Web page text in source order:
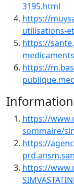
3195.html
https://
utilisations-
https://
https://
https://
sommaire/
https://
https://